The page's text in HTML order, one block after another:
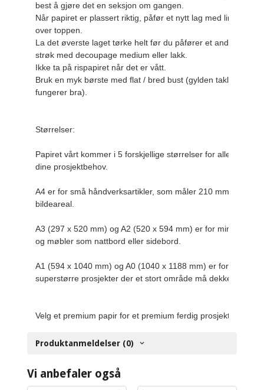
best å gjøre det en seksjon om gangen.
Når papiret er plassert riktig, påfør et nytt lag med lim
over toppen.
La det øverste laget tørke helt før du påfører et andre
strøk med decoupage medium eller lakk.
Ikke ta på rispapiret når det er vått.
Bruk en myk børste med flat / bred bust (gylden taklon
fungerer bra).
Størrelser:
Papiret vårt kommer i 5 forskjellige størrelser for alle
dine prosjektbehov.
A4 er for små håndverksartikler, som måler 210 mm x 297
bildeareal.
A3 (297 x 520 mm) og A2 (520 x 594 mm) er for mindre
og møbler som nattbord eller sidebord.
A1 (594 x 1040 mm) og A0 (1040 x 1188 mm) er for store og
superstørre prosjekter der et stort område må dekkes.
Velg et premium papir for et premium ferdig prosjekt.
Produktanmeldelser (0)
Vi anbefaler også